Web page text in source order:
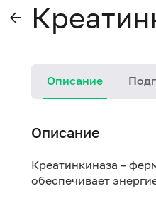
Описание
Описание
Креатинкиназа –
обеспечивает